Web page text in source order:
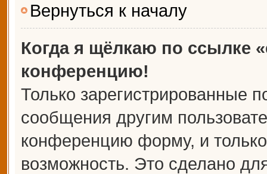
Вернуться к началу
Когда я щёлкаю по ссылке
конференцию!
Только зарегистрированные
сообщения другим
конференцию форму, и
возможность. Это сделано